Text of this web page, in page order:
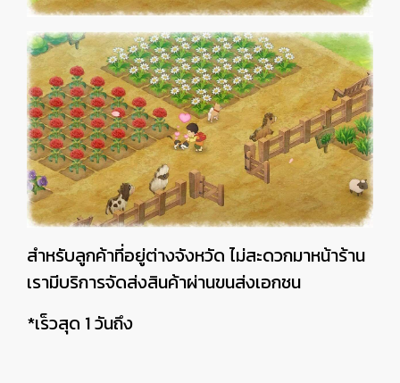
สำหรับลูกค้าที่อยู่ต่างจังหวัด ไม่สะดวกมาหน้าร้าน
เรามีบริการจัดส่งสินค้าผ่านขนส่งเอกชน
*เร็วสุด 1 วันถึง